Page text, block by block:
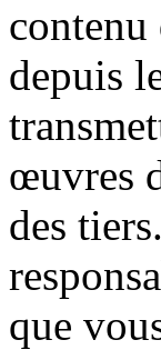
contenu
depuis
œuvres
des
que